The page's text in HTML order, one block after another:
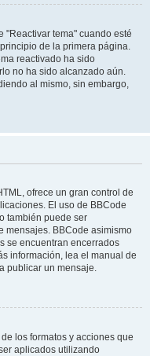
"Reactivar tema" cuando esté
de la primera página.
reactivado ha sido
no ha sido alcanzado aún.
al mismo, sin embargo,
ofrece un gran control de
El uso de BBCode
también puede ser
mensajes. BBCode asimismo
se encuentran encerrados
información, lea el manual de
publicar un mensaje.
los formatos y acciones que
aplicados utilizando